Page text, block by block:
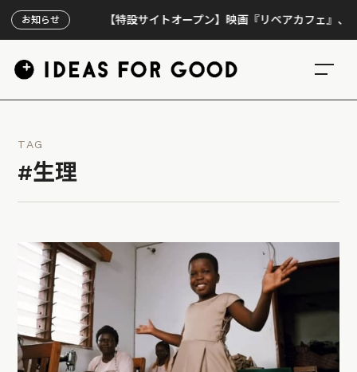
お知らせ【特設サイトオープン】映画『リペアカフェ』、上映300
TAG
#生理